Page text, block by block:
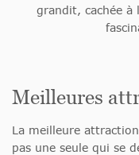
grandit, cachée à
Meilleures
La meilleure attraction
pas une seule qui se